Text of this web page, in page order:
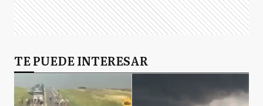
TE PUEDE INTERESAR